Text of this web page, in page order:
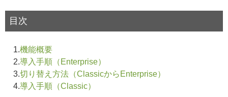
目次
1.機能概要
2.導入手順（Enterprise）
3.切り替え方法（ClassicからEnterprise）
4.導入手順（Classic）